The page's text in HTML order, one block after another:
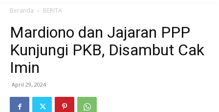
Beranda BERITA
Mardiono dan Jajaran PPP
Kunjungi PKB, Disambut Cak
Imin
April 29, 2024